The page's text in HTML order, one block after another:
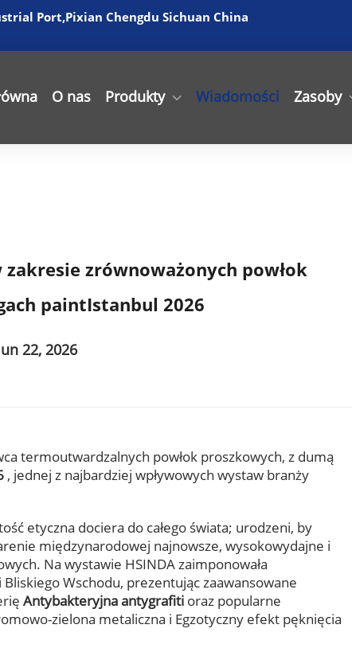
Port,Pixian Chengdu Sichuan China
O nas Produkty Wiadomości Zasoby
zrównoważonych powłok
paintIstanbul 2026
22, 2026
termoutwardzalnych powłok proszkowych, z dumą
, jednej z najbardziej wpływowych wystaw branży
etyczna dociera do całego świata; urodzeni, by
międzynarodowej najnowsze, wysokowydajne i
Na wystawie HSINDA zaimponowała
Wschodu, prezentując zaawansowane
Antybakteryjna antygrafiti oraz popularne
zielona metaliczna i Egzotyczny efekt pęknięcia